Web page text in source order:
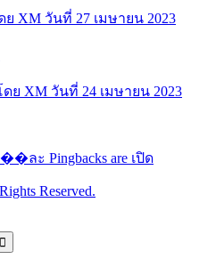
ย XM วันที่ 27 เมษายน 2023
ย XM วันที่ 24 เมษายน 2023
ละ Pingbacks are เปิด
Reserved.